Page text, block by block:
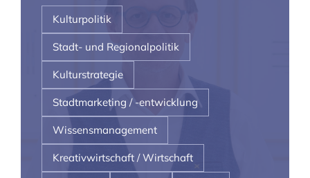
Kulturpolitik
Stadt- und Regionalpolitik
Kulturstrategie
Stadtmarketing / -entwicklung
Wissensmanagement
Kreativwirtschaft / Wirtschaft